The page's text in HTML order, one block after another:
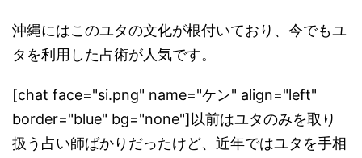
沖縄にはこのユタの文化が根付いており、 今でもユ
タを利用した占術が人気です。
[chat face="si.png" name="ケン" align="left"
border="blue" bg="none"]以前はユタのみを取り
扱う占い師ばかりだったけど、近年ではユタを手相